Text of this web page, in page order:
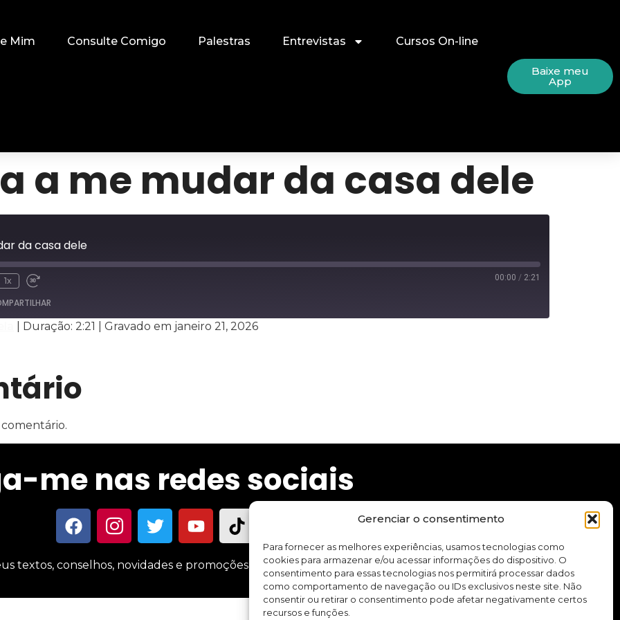
Gerenciar o consentimento
Para fornecer as melhores experiências, usamos tecnologias como
cookies para armazenar e/ou acessar informações do dispositivo. O
consentimento para essas tecnologias nos permitirá processar dados
como comportamento de navegação ou IDs exclusivos neste site. Não
consentir ou retirar o consentimento pode afetar negativamente certos
recursos e funções.
Mim Consulte Comigo Palestras Entrevistas Cursos On-line
Baixe meu
App
a me mudar da casa dele
da casa dele
1x 00:00 / 2:21
Duração: 2:21 Gravado em janeiro 21, 2026
me nas redes sociais
textos, conselhos, novidades e promoções sobre meus cursos e aplicativo.